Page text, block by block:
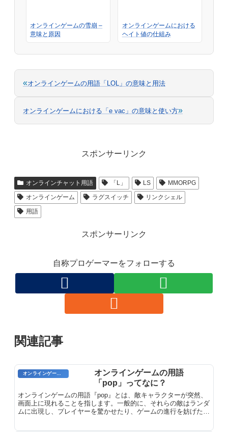
オンラインゲームの雪崩 –
意味と原因
オンラインゲームにおける
ヘイト値の仕組み
«オンラインゲームの用語「LOL」の意味と用法
オンラインゲームにおける「e vac」の意味と使い方»
スポンサーリンク
オンラインチャット用語 「L」 LS
MMORPG
オンラインゲーム
ラグスイッチ
リンクシェル
用語
スポンサーリンク
自称プロゲーマーをフォローする
関連記事
オンラインゲームの用語
「pop」ってなに？
オンラインゲームの用語『pop』とは、敵キャラクターが突然、
画面上に現れることを指します。一般的に、それらの敵はランダ
ムに出現し、プレイヤーを驚かせたり、ゲームの進行を妨げたり